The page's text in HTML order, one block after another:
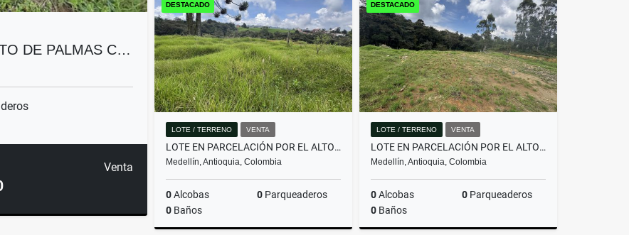
DE PALMAS C…
Venta
$550.000.000 $1.200.000.000
DESTACADO
LOTE / TERRENO VENTA
LOTE EN PARCELACIÓN POR EL ALTO DE PALMAS CON LICENCIA
Medellín, Antioquia, Colombia
0Alcobas 0 Parqueaderos
0 Baños
DESTACADO
LOTE / TERRENO VENTA
LOTE EN PARCELACIÓN POR EL ALTO DE PALMAS CON LICENCIA
Medellín, Antioquia, Colombia
0Alcobas 0 Parqueaderos
0 Baños